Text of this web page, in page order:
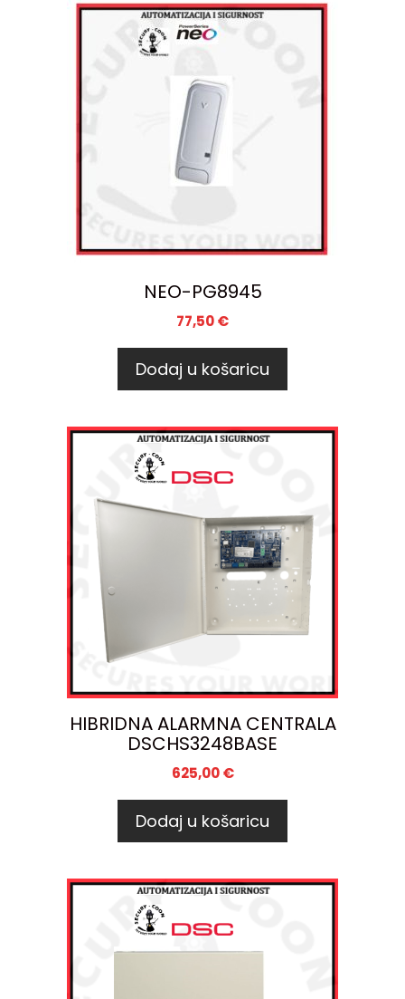
NEO-PG8945
77,50€
Dodaj u košaricu
HIBRIDNA ALARMNA CENTRALA
DSCHS3248BASE
625,00€
Dodaj u košaricu